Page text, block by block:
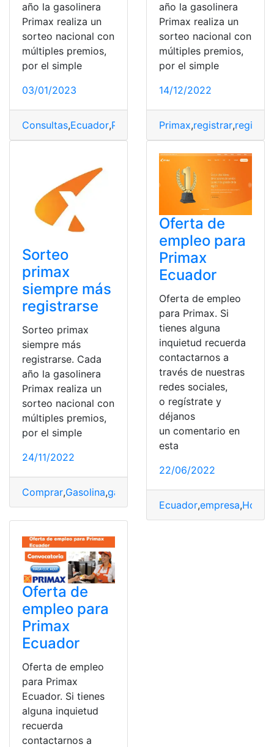
año la gasolinera
Primax realiza un
sorteo nacional con
múltiples premios,
por el simple
03/01/2023
Consultas,Ecuador,Primax
año la gasolinera
Primax realiza un
sorteo nacional con
múltiples premios,
por el simple
14/12/2022
Primax,registrar,
Sorteo
primax
siempre más
registrarse
Sorteo primax
siempre más
registrarse. Cada
año la gasolinera
Primax realiza un
sorteo nacional con
múltiples premios,
por el simple
24/11/2022
Comprar,Gasolina,gasolinera,Primax,Sorteo,sorteos
Oferta de
empleo para
Primax
Ecuador
Oferta de empleo
para Primax. Si
tienes alguna
inquietud recuerda
contactarnos a
través de nuestras
redes sociales,
o regístrate y
déjanos
un comentario en
esta
22/06/2022
Ecuador,empresa,Hoja
Oferta de
empleo para
Primax
Ecuador
Oferta de empleo
para Primax
Ecuador. Si tienes
alguna inquietud
recuerda
contactarnos a